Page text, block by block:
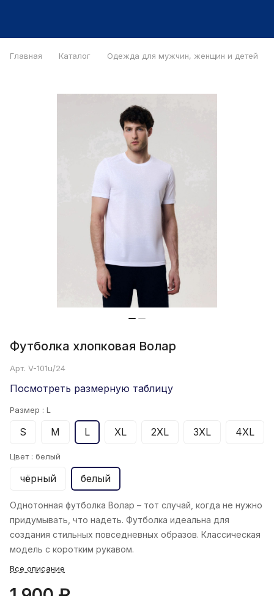
Главная Каталог Одежда для мужчин, женщин и детей
Футболка хлопковая Волар
Арт. V-101u/24
Посмотреть размерную таблицу
Размер : L
S M L XL 2XL 3XL 4XL
Цвет : белый
чёрный белый
Однотонная футболка Волар – тот случай, когда не нужно
придумывать, что надеть. Футболка идеальна для
создания стильных повседневных образов. Классическая
модель с коротким рукавом.
Все описание